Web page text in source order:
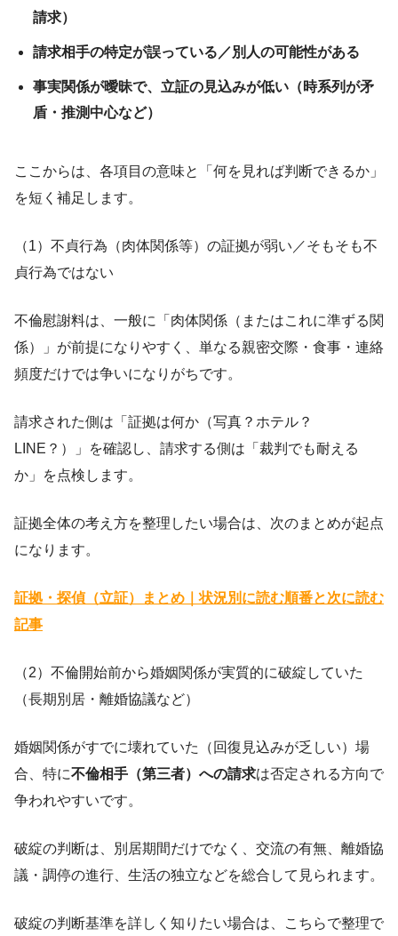
請求）
請求相手の特定が誤っている／別人の可能性がある
事実関係が曖昧で、立証の見込みが低い（時系列が矛
盾・推測中心など）
ここからは、各項目の意味と「何を見れば判断できるか」
を短く補足します。
（1）不貞行為（肉体関係等）の証拠が弱い／そもそも不
貞行為ではない
不倫慰謝料は、一般に「肉体関係（またはこれに準ずる関
係）」が前提になりやすく、単なる親密交際・食事・連絡
頻度だけでは争いになりがちです。
請求された側は「証拠は何か（写真？ホテル？
LINE？）」を確認し、請求する側は「裁判でも耐える
か」を点検します。
証拠全体の考え方を整理したい場合は、次のまとめが起点
になります。
証拠・探偵（立証）まとめ｜状況別に読む順番と次に読む
記事
（2）不倫開始前から婚姻関係が実質的に破綻していた
（長期別居・離婚協議など）
婚姻関係がすでに壊れていた（回復見込みが乏しい）場
合、特に不倫相手（第三者）への請求は否定される方向で
争われやすいです。
破綻の判断は、別居期間だけでなく、交流の有無、離婚協
議・調停の進行、生活の独立などを総合して見られます。
破綻の判断基準を詳しく知りたい場合は、こちらで整理で